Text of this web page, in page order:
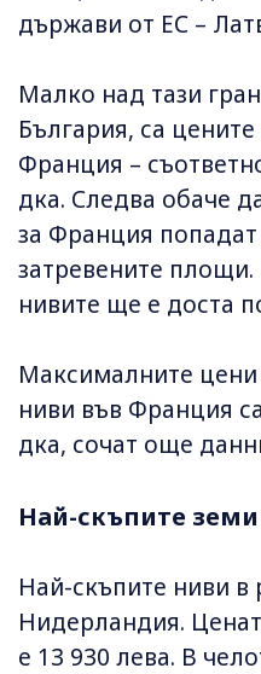
държави от ЕС –
Малко над тази
България, са
Франция –
дка. Следва обаче
за Франция
затревените площи.
нивите ще е доста
Максималните
ниви във Франция
дка, сочат още
Най-скъпите земи
Най-скъпите ниви в
Нидерландия.
е 13 930 лева. В